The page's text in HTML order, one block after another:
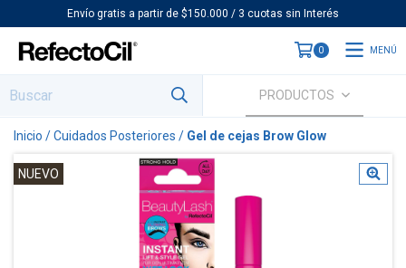
Envío gratis a partir de $150.000 / 3 cuotas sin Interés
0 MENÚ
PRODUCTOS
Inicio /Cuidados Posteriores / Gel de cejas Brow Glow
NUEVO